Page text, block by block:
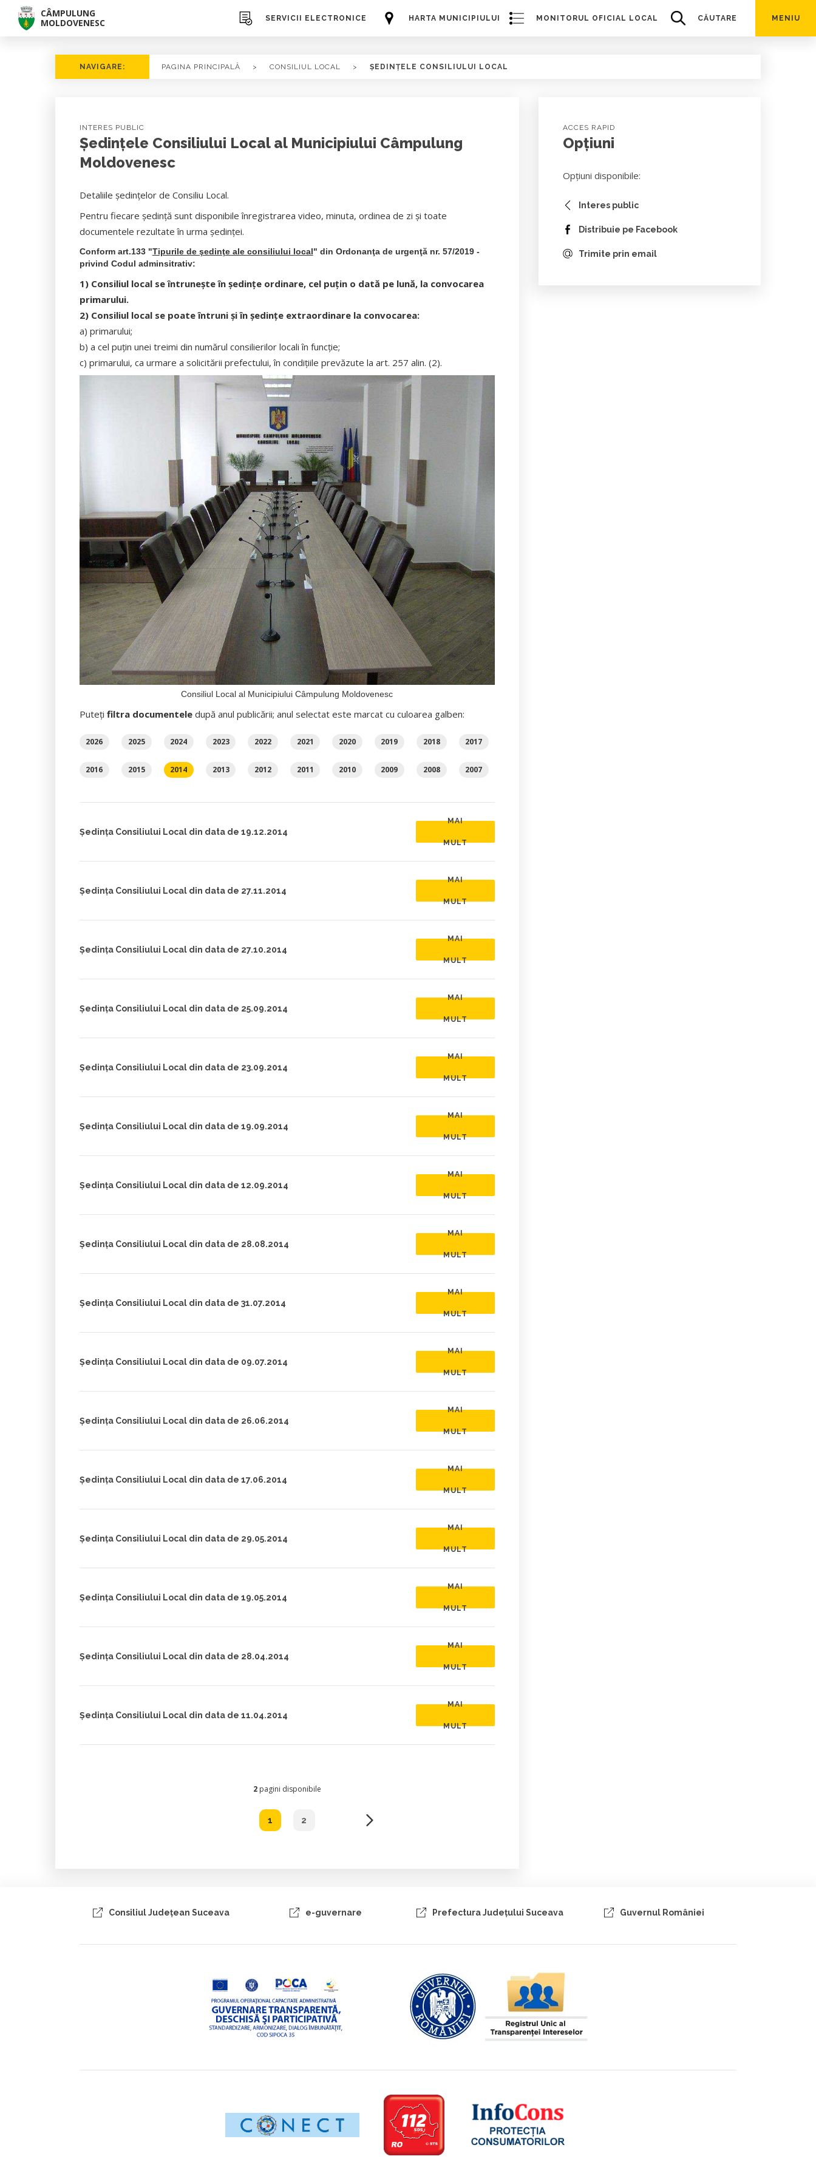
CÂMPULUNG
MOLDOVENESC
HARTA MUNICIPIULUI
SERVICII ELECTRONICE MONITORUL OFICIAL LOCAL CĂUTARE MENIU
NAVIGARE: PAGINA PRINCIPALĂ > CONSILIUL LOCAL > ȘEDINȚELE CONSILIULUI LOCAL
INTERES PUBLIC
Ședințele Consiliului Local al Municipiului Câmpulung
Moldovenesc
Detaliile ședințelor de Consiliu Local.
Pentru fiecare ședință sunt disponibile înregistrarea video, minuta, ordinea de zi și toate
documentele rezultate în urma ședinței.
Conform art.133 "Tipurile de şedinţe ale consiliului local" din Ordonanţa de urgenţă nr. 57/2019 -
privind Codul adminsitrativ:
1) Consiliul local se întruneşte în şedinţe ordinare, cel puţin o dată pe lună, la convocarea
primarului.
2) Consiliul local se poate întruni şi în şedinţe extraordinare la convocarea:
a) primarului;
b) a cel puţin unei treimi din numărul consilierilor locali în funcţie;
c) primarului, ca urmare a solicitării prefectului, în condiţiile prevăzute la art. 257 alin. (2).
Consiliul Local al Municipiului Câmpulung Moldovenesc
Puteți filtra documenteledupă anul publicării; anul selectat este marcat cu culoarea galben:
2026 2025 2024 2023 2022 2021 2020 2019 2018 2017
2016 2015 2014 2013 2012 2011 2010 2009 2008 2007
Ședința Consiliului Local din data de 19.12.2014
MAI
MULT
Ședința Consiliului Local din data de 27.11.2014
MAI
MULT
Ședința Consiliului Local din data de 27.10.2014
MAI
MULT
Ședința Consiliului Local din data de 25.09.2014
MAI
MULT
Ședința Consiliului Local din data de 23.09.2014
MAI
MULT
Ședința Consiliului Local din data de 19.09.2014
MAI
MULT
Ședința Consiliului Local din data de 12.09.2014
MAI
MULT
Ședința Consiliului Local din data de 28.08.2014
MAI
MULT
Ședința Consiliului Local din data de 31.07.2014
MAI
MULT
Ședința Consiliului Local din data de 09.07.2014
MAI
MULT
Ședința Consiliului Local din data de 26.06.2014
MAI
MULT
Ședința Consiliului Local din data de 17.06.2014
MAI
MULT
Ședința Consiliului Local din data de 29.05.2014
MAI
MULT
Ședința Consiliului Local din data de 19.05.2014
MAI
MULT
Ședința Consiliului Local din data de 28.04.2014
MAI
MULT
Ședința Consiliului Local din data de 11.04.2014
MAI
MULT
2pagini disponibile
1 2
ACCES RAPID
Opțiuni
Opțiuni disponibile:
Interes public
Distribuie pe Facebook
Trimite prin email
Consiliul Judeţean Suceava e-guvernare Prefectura Judeţului Suceava Guvernul României